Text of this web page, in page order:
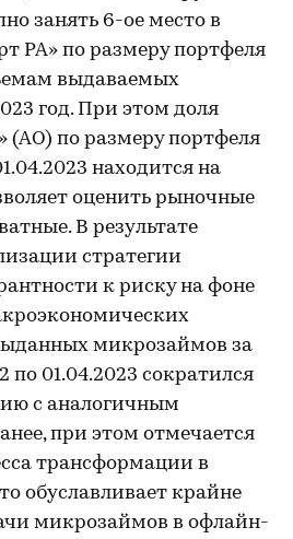
занять 6-ое место в
РА» по размеру портфеля
выдаваемых
год. При этом доля
по размеру портфеля
находится на
оценить рыночные
В результате
стратегии
к риску на фоне
микрозаймов за
по 01.04.2023 сократился
с аналогичным
при этом отмечается
трансформации в
обуславливает крайне
микрозаймов в офлайн-